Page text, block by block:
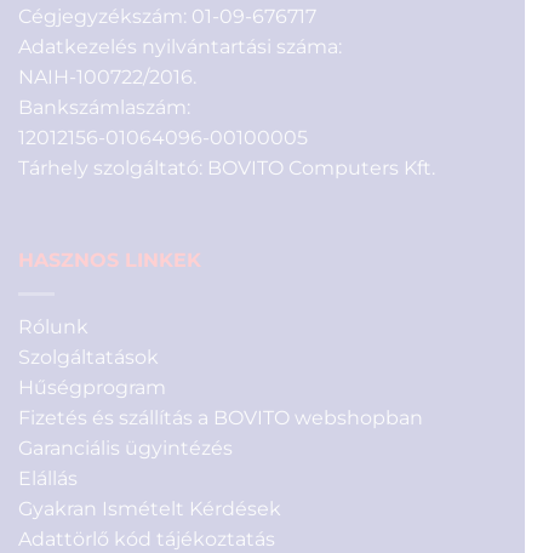
Cégjegyzékszám: 01-09-676717
Adatkezelés nyilvántartási száma:
NAIH-100722/2016.
Bankszámlaszám:
12012156-01064096-00100005
Tárhely szolgáltató: BOVITO Computers Kft.
HASZNOS LINKEK
Rólunk
Szolgáltatások
Hűségprogram
Fizetés és szállítás a BOVITO webshopban
Garanciális ügyintézés
Elállás
Gyakran Ismételt Kérdések
Adattörlő kód tájékoztatás